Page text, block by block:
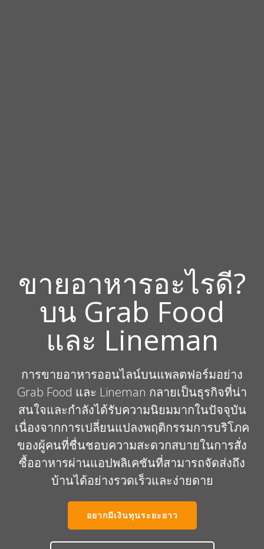
ขายอาหารอะไรดี?
บน Grab Food
และ Lineman
การขายอาหารออนไลน์บนแพลตฟอร์มอย่าง
Grab Food และ Lineman กลายเป็นธุรกิจที่น่า
สนใจและกำลังได้รับความนิยมมากในปัจจุบัน
เนื่องจากการเปลี่ยนแปลงพฤติกรรมการบริโภค
ของผู้คนที่ชื่นชอบความสะดวกสบายในการสั่ง
ซื้ออาหารผ่านแอปพลิเคชันที่สามารถจัดส่งถึง
บ้านได้อย่างรวดเร็วและง่ายดาย
อยากมีเงินทุนระยะยาว